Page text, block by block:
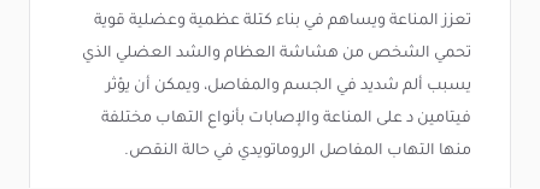
تعزز المناعة ويساهم في بناء كتلة عظمية وعضلية قوية
تحمي الشخص من هشاشة العظام والشد العضلي الذي
يسبب ألم شديد في الجسم والمفاصل، ويمكن أن يؤثر
فيتامين د على المناعة والإصابات بأنواع التهاب مختلفة
منها التهاب المفاصل الروماتويدي في حالة النقص.